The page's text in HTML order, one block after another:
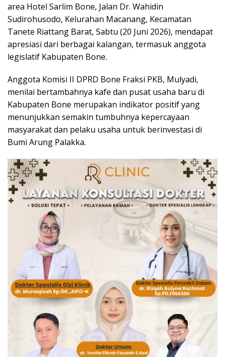
area Hotel Sarlim Bone, Jalan Dr. Wahidin
Sudirohusodo, Kelurahan Macanang, Kecamatan
Tanete Riattang Barat, Sabtu (20 Juni 2026), mendapat
apresiasi dari berbagai kalangan, termasuk anggota
legislatif Kabupaten Bone.
Anggota Komisi II DPRD Bone Fraksi PKB, Mulyadi,
menilai bertambahnya kafe dan pusat usaha baru di
Kabupaten Bone merupakan indikator positif yang
menunjukkan semakin tumbuhnya kepercayaan
masyarakat dan pelaku usaha untuk berinvestasi di
Bumi Arung Palakka.